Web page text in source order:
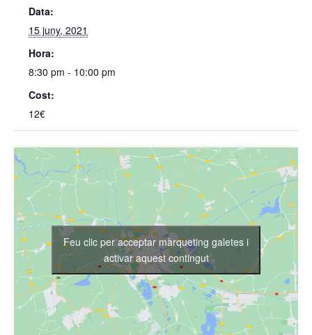
Data:
15 juny, 2021
Hora:
8:30 pm - 10:00 pm
Cost:
12€
Feu clic per acceptar màrqueting galetes i
activar aquest contingut